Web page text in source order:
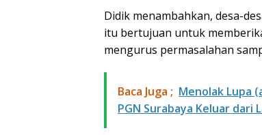
Didik menambahkan, desa-
itu bertujuan untuk
mengurus permasalahan
Baca Juga ; Menolak Lupa
PGN Surabaya Keluar dari